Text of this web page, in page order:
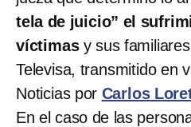
tela de juicio” el
víctimasy sus
Televisa, transmitido en
Noticias por Carlos
En el caso de las